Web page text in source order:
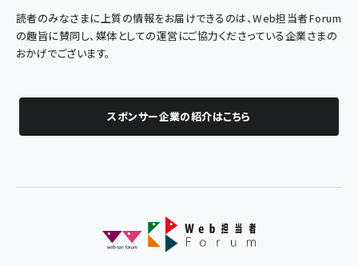
読者のみなさまに上質の情報をお届けできるのは、Web担当者Forum
の趣旨に賛同し、媒体としての運営にご協力くださっている企業さまの
おかげでございます。
スポンサー企業の紹介はこちら